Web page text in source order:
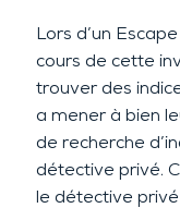
Lors d’un
cours de cette
trouver des
a mener à bien
de recherche
détective privé.
le détective